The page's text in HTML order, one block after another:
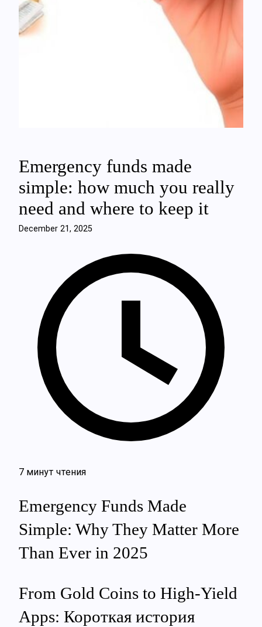
Emergency funds made
simple: how much you really
need and where to keep it
December 21, 2025
7 минут чтения
Emergency Funds Made
Simple: Why They Matter More
Than Ever in 2025
From Gold Coins to High-Yield
Apps: Короткая история